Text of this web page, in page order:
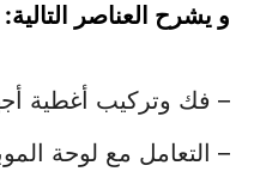
و يشرح العناصر التالية:
– فك وتركيب أغطية
– التعامل مع لوحة